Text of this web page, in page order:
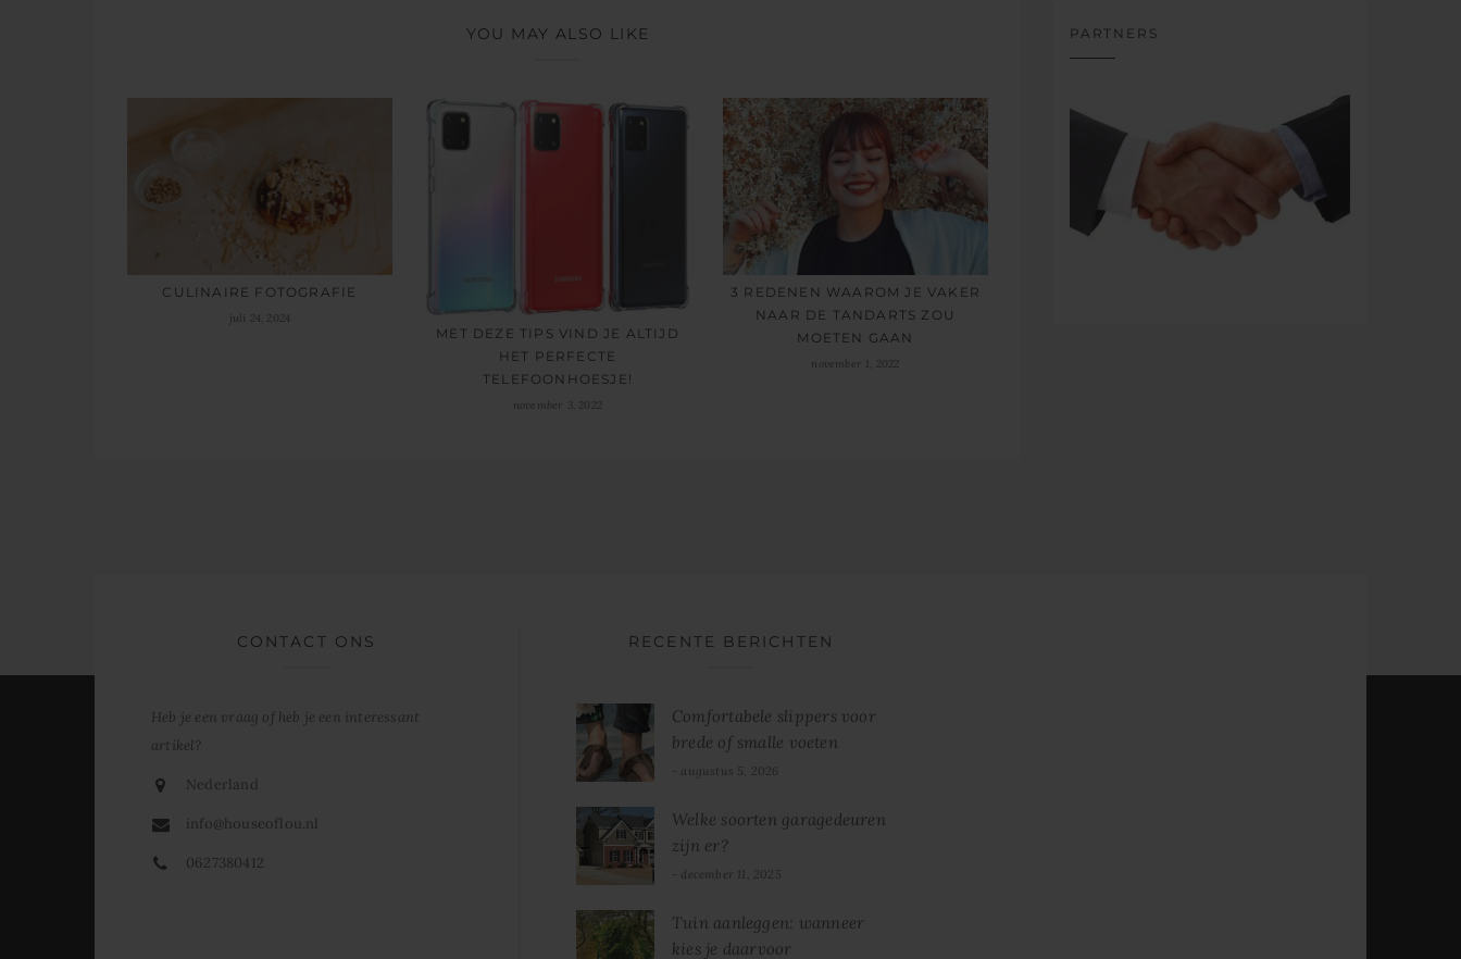
YOU MAY ALSO LIKE
CULINAIRE FOTOGRAFIE
juli 24, 2024
MET DEZE TIPS VIND JE ALTIJD
HET PERFECTE
TELEFOONHOESJE!
november 3, 2022
3 REDENEN WAAROM JE VAKER
NAAR DE TANDARTS ZOU
MOETEN GAAN
november 1, 2022
PARTNERS
CONTACT ONS
Heb je een vraag of heb je een interessant
artikel?
Nederland
info@houseoflou.nl
0627380412
RECENTE BERICHTEN
Comfortabele slippers voor
brede of smalle voeten
augustus 5, 2026
Welke soorten garagedeuren
zijn er?
december 11, 2025
Tuin aanleggen: wanneer
kies je daarvoor